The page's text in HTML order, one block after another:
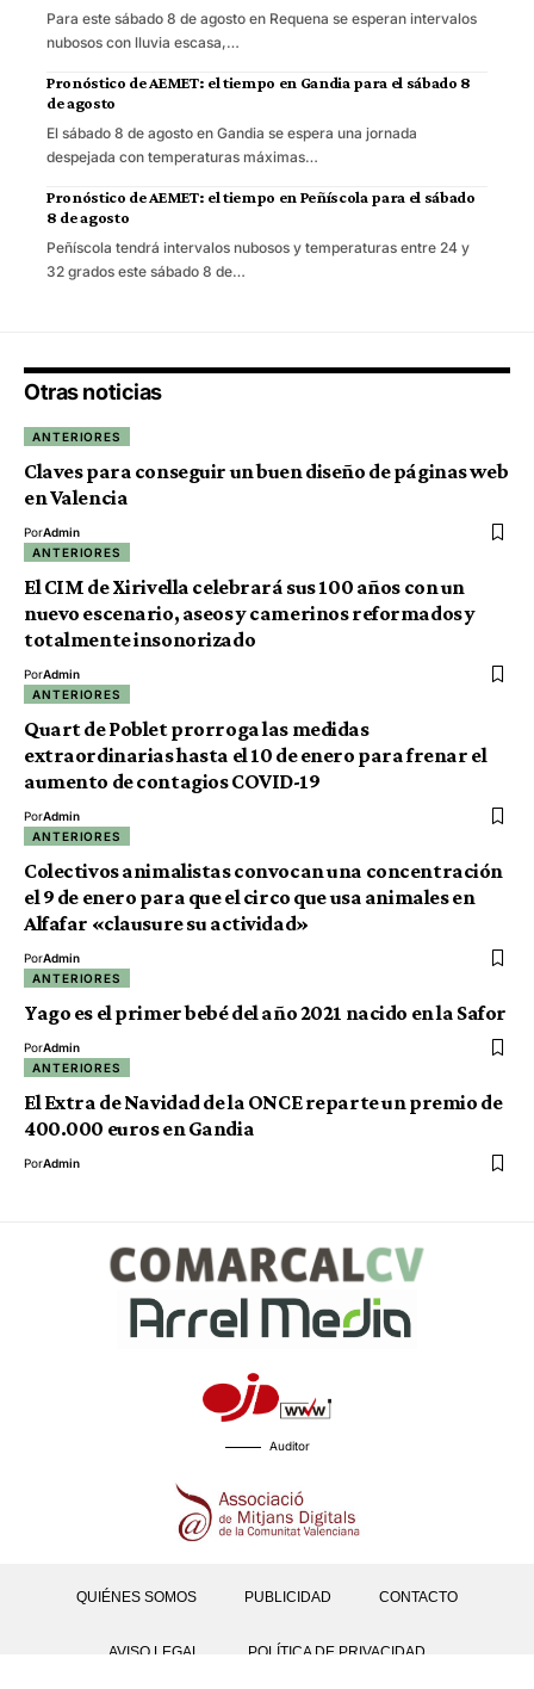
Para este sábado 8 de agosto en Requena se esperan intervalos
nubosos con lluvia escasa,…
Pronóstico de AEMET: el tiempo en Gandia para el sábado 8
de agosto
El sábado 8 de agosto en Gandia se espera una jornada
despejada con temperaturas máximas…
Pronóstico de AEMET: el tiempo en Peñíscola para el sábado
8 de agosto
Peñíscola tendrá intervalos nubosos y temperaturas entre 24 y
32 grados este sábado 8 de…
Otras noticias
ANTERIORES
Claves para conseguir un buen diseño de páginas web
en Valencia
PorAdmin
ANTERIORES
El CIM de Xirivella celebrará sus 100 años con un
nuevo escenario, aseos y camerinos reformados y
totalmente insonorizado
PorAdmin
ANTERIORES
Quart de Poblet prorroga las medidas
extraordinarias hasta el 10 de enero para frenar el
aumento de contagios COVID-19
PorAdmin
ANTERIORES
Colectivos animalistas convocan una concentración
el 9 de enero para que el circo que usa animales en
Alfafar «clausure su actividad»
PorAdmin
ANTERIORES
Yago es el primer bebé del año 2021 nacido en la Safor
PorAdmin
ANTERIORES
El Extra de Navidad de la ONCE reparte un premio de
400.000 euros en Gandia
PorAdmin
Auditor
QUIÉNES SOMOS PUBLICIDAD CONTACTO
AVISO LEGAL POLÍTICA DE PRIVACIDAD